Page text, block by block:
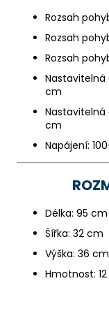
Rozsah
Rozsah
Rozsah
cm
Nastavitelná
cm
Napájení:
Délka: 95 cm
Šířka: 32 cm
Výška: 36
Hmotnost: 12